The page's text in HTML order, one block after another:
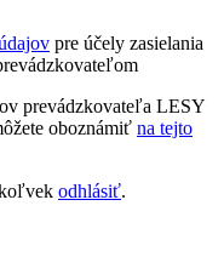
pre účely zasielania
prevádzkovateľa LESY
oboznámiť na tejto
odhlásiť.